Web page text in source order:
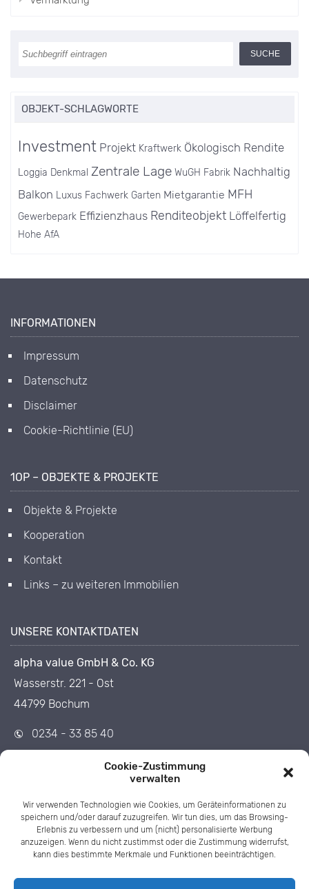
Cookie-Zustimmung
verwalten
Wir verwenden Technologien wie Cookies, um Geräteinformationen zu
speichern und/oder darauf zuzugreifen. Wir tun dies, um das Browsing-
Erlebnis zu verbessern und um (nicht) personalisierte Werbung
anzuzeigen. Wenn du nicht zustimmst oder die Zustimmung widerrufst,
kann dies bestimmte Merkmale und Funktionen beeinträchtigen.
Vermarktung
OBJEKT-SCHLAGWORTE
Investment Projekt Ökologisch Rendite
Loggia Zentrale Lage
Nachhaltig
Balkon
Mietgarantie MFH
Gewerbepark Effizienzhaus Renditeobjekt Löffelfertig
INFORMATIONEN
Impressum
Datenschutz
Disclaimer
Cookie-Richtlinie (EU)
1OP – OBJEKTE & PROJEKTE
Objekte & Projekte
Kooperation
Kontakt
Links – zu weiteren Immobilien
UNSERE KONTAKTDATEN
alpha value GmbH & Co. KG
Wasserstr. 221 - Ost
44799 Bochum
0234 - 33 85 40
0234 - 33 85 455